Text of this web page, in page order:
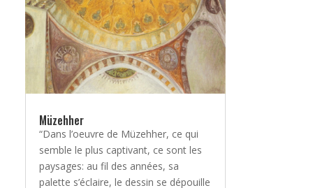
Müzehher
“Dans l’oeuvre de Müzehher, ce qui
semble le plus captivant, ce sont les
paysages: au fil des années, sa
palette s’éclaire, le dessin se dépouille